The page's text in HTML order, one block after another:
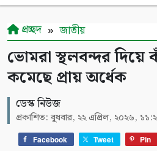
প্রচ্ছদ জাতীয়
ভোমরা স্থলবন্দর দিয়ে
কমেছে প্রায় অর্ধেক
ডেস্ক নিউজ
প্রকাশিত: বুধবার, ২২ এপ্রিল, ২০২৬,
Facebook Tweet Pin